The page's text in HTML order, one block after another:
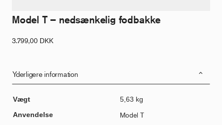
Model T – nedsænkelig fodbakke
3.799,00 DKK
Yderligere information
Vægt
5,63 kg
Anvendelse
Model T